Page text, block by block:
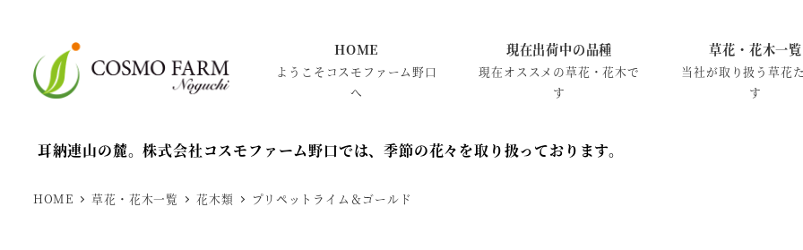
HOME
ようこそコスモファーム野口
へ
現在出荷中の品種
現在オススメの草花・花木で
す
草花・花木一覧
当社が取り扱う草花
す
耳納連山の麓。株式会社コスモファーム野口では、季節の花々を取り扱っております。
HOME 草花・花木一覧 花木類 プリペットライム＆ゴールド